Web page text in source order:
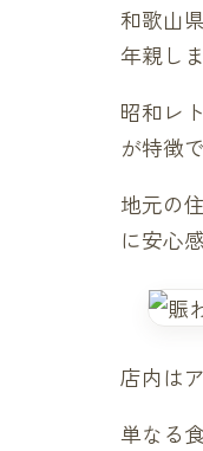
和歌山
年親し
昭和レ
が特徴で
地元の
に安心
店内は
単なる